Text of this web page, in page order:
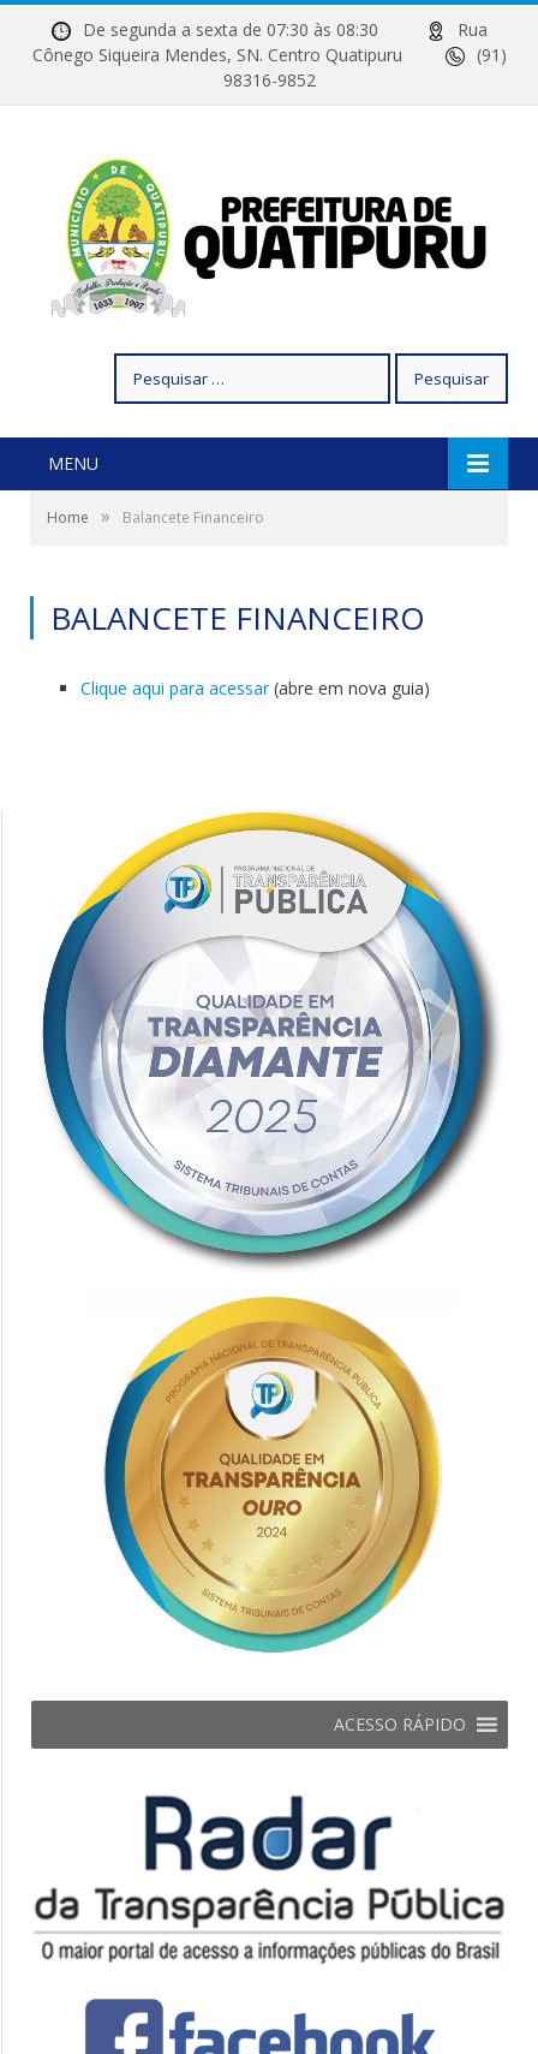
De segunda a sexta de 07:30 às 08:30
Rua
Cônego Siqueira Mendes, SN. Centro Quatipuru
(91)
98316-9852
por:
MENU
Home » Balancete Financeiro
BALANCETE FINANCEIRO
Clique aqui para acessar(abre em nova guia)
ACESSO RÁPIDO